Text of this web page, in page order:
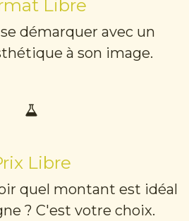
Libre
démarquer avec un
à son image.
Libre
quel montant est idéal
? C'est votre choix.